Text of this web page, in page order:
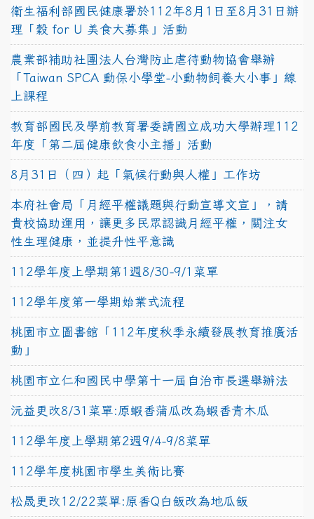
衛生福利部國民健康署於112年8月1日至8月31日辦
理「穀 for U 美食大募集」活動
農業部補助社團法人台灣防止虐待動物協會舉辦
「Taiwan SPCA 動保小學堂-小動物飼養大小事」線
上課程
教育部國民及學前教育署委請國立成功大學辦理112
年度「第二屆健康飲食小主播」活動
8月31日（四）起「氣候行動與人權」工作坊
本府社會局「月經平權議題與行動宣導文宣」，請
貴校協助運用，讓更多民眾認識月經平權，關注女
性生理健康，並提升性平意識
112學年度上學期第1週8/30-9/1菜單
112學年度第一學期始業式流程
桃園市立圖書館「112年度秋季永續發展教育推廣活
動」
桃園市立仁和國民中學第十一屆自治市長選舉辦法
沅益更改8/31菜單:原蝦香蒲瓜改為蝦香青木瓜
112學年度上學期第2週9/4-9/8菜單
112學年度桃園市學生美術比賽
松晟更改12/22菜單:原香Q白飯改為地瓜飯